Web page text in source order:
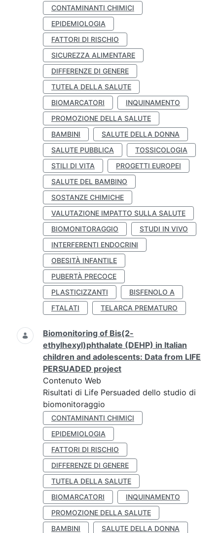
CONTAMINANTI CHIMICI
EPIDEMIOLOGIA
FATTORI DI RISCHIO
SICUREZZA ALIMENTARE
DIFFERENZE DI GENERE
TUTELA DELLA SALUTE
BIOMARCATORI
INQUINAMENTO
PROMOZIONE DELLA SALUTE
BAMBINI
SALUTE DELLA DONNA
SALUTE PUBBLICA
TOSSICOLOGIA
STILI DI VITA
PROGETTI EUROPEI
SALUTE DEL BAMBINO
SOSTANZE CHIMICHE
VALUTAZIONE IMPATTO SULLA SALUTE
BIOMONITORAGGIO
STUDI IN VIVO
INTERFERENTI ENDOCRINI
OBESITÀ INFANTILE
PUBERTÀ PRECOCE
PLASTICIZZANTI
BISFENOLO A
FTALATI
TELARCA PREMATURO
Biomonitoring of Bis(2-
ethylhexyl)phthalate (DEHP) in Italian
children and adolescents: Data from LIFE
PERSUADED project
Contenuto Web
Risultati di Life Persuaded dello studio di
biomonitoraggio
CONTAMINANTI CHIMICI
EPIDEMIOLOGIA
FATTORI DI RISCHIO
DIFFERENZE DI GENERE
TUTELA DELLA SALUTE
BIOMARCATORI
INQUINAMENTO
PROMOZIONE DELLA SALUTE
BAMBINI
SALUTE DELLA DONNA